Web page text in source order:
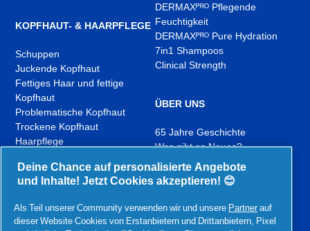
KOPFHAUT- & HAARPFLEGE
Schuppen
Juckende Kopfhaut
Fettiges Haar und fettige
Kopfhaut
Problematische Kopfhaut
Trockene Kopfhaut
Haarpflege
DERMAXᴾᴿᴼ Pflegende
Feuchtigkeit
DERMAXᴾᴿᴼ Pure Hydration
7in1 Shampoos
Clinical Strength
ÜBER UNS
65 Jahre Geschichte
Was gibt es Neues?
Kontakt
,
In
,
In
,
In
Deine Chance auf personalisierte Angebote
und Inhalte! Jetzt Cookies akzeptieren! 😊
Als Teil unserer Community verwenden wir und unsere Partnerauf
dieser Website Cookies von Erstanbietern und Drittanbietern, Pixel